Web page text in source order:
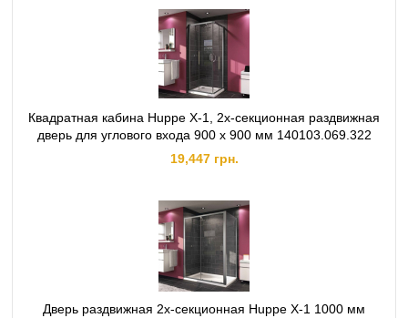
Квадратная кабина Huppe X-1, 2х‐секционная раздвижная
дверь для углового входа 900 х 900 мм 140103.069.322
19,447 грн.
Дверь раздвижная 2х‐секционная Huppe X-1 1000 мм